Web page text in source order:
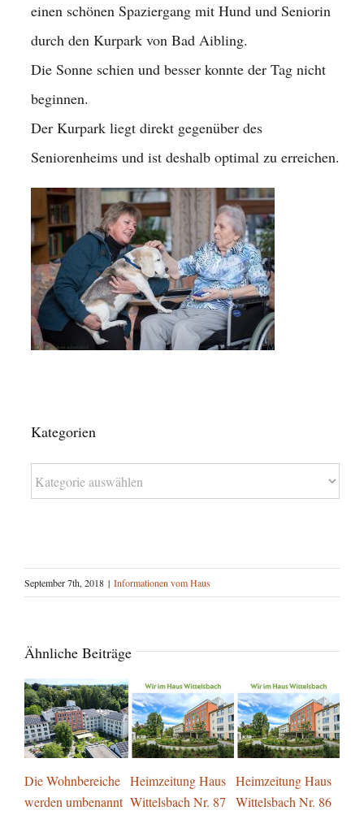
einen schönen Spaziergang mit Hund und Seniorin
durch den Kurpark von Bad Aibling.
Die Sonne schien und besser konnte der Tag nicht
beginnen.
Der Kurpark liegt direkt gegenüber des
Seniorenheims und ist deshalb optimal zu erreichen.
Kategorien
Kategorien
September 7th, 2018 | Informationen vom Haus
Ähnliche Beiträge
Die Wohnbereiche
werden umbenannt
Heimzeitung Haus
Wittelsbach Nr. 87
Heimzeitung Haus
Wittelsbach Nr. 86